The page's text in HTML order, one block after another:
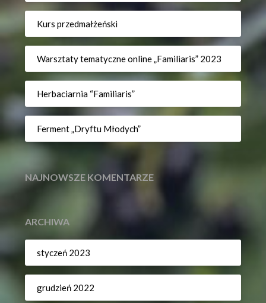
Kurs przedmałżeński
Warsztaty tematyczne online „Familiaris” 2023
Herbaciarnia “Familiaris”
Ferment „Dryftu Młodych”
NAJNOWSZE KOMENTARZE
ARCHIWA
styczeń 2023
grudzień 2022